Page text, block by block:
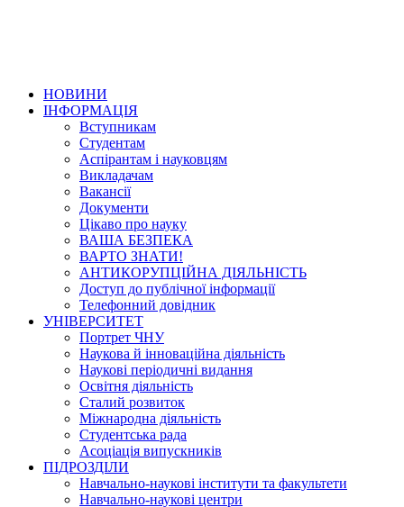
НОВИНИ
ІНФОРМАЦІЯ
Вступникам
Студентам
Аспірантам і науковцям
Викладачам
Вакансії
Документи
Цікаво про науку
ВАША БЕЗПЕКА
ВАРТО ЗНАТИ!
АНТИКОРУПЦІЙНА ДІЯЛЬНІСТЬ
Доступ до публічної інформації
Телефонний довідник
УНІВЕРСИТЕТ
Портрет ЧНУ
Наукова й інноваційна діяльність
Наукові періодичні видання
Освітня діяльність
Сталий розвиток
Міжнародна діяльність
Студентська рада
Асоціація випускників
ПІДРОЗДІЛИ
Навчально-наукові інститути та факультети
Навчально-наукові центри